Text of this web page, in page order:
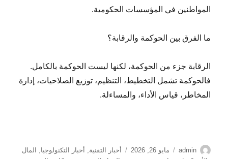
المواطنين في المؤسسات الحكومية.
ما الفرق بين الحوكمة والرقابة؟
الرقابة جزء من الحوكمة، لكنها ليست الحوكمة بالكامل.
فالحوكمة تشمل التخطيط، التنظيم، توزيع الصلاحيات، إدارة
المخاطر، قياس الأداء، والمساءلة.
الكاتب
admin
نُشرت
مايو 26, 2026 التصنيفات
أخبار التقنية, أخبار التكنولوجيا,
المال